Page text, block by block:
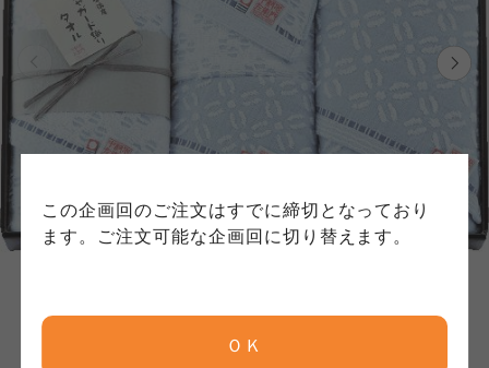
この企画回のご注文はすでに締切となっており
ます。ご注文可能な企画回に切り替えます。
ＯＫ
コープきんき事業連合が運営しています。ご自
身が加入されている生協が定める利用約款をご
確認のうえ、ご利用ください。なお、クチコミ
投稿については、利用約款の細則として規定さ
れています。
コープしが
ならコープ
連合、ならびに各生協の「個人情報保護方針」
にもどづいて、コープ事業連合が適切に管理を
おこなっています。
コープ事業連合、ならびに各生協の「個人情報
保護方針」については各生協のボタンをクリッ
クしてご確認ください。
コープしが
コープきんき事業連合が運営しています。販売
責任者は、それぞれご利用の生協となります。
各生協の「特定商取引法に基づく表記につい
て」については各生協のボタンをクリックして
ご確認ください。
コープしが
ならコープ